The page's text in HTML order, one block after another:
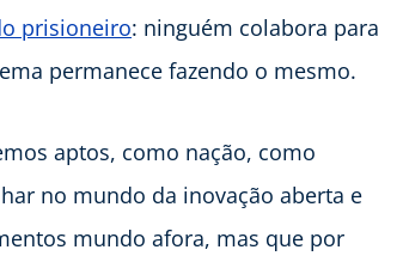
prisioneiro: ninguém colabora para
permanece fazendo o mesmo.
aptos, como nação, como
no mundo da inovação aberta e
mundo afora, mas que por